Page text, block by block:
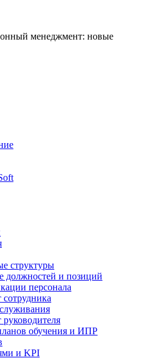
менеджмент: новые
структуры
должностей и позиций
персонала
обучения и ИПР
и KPI